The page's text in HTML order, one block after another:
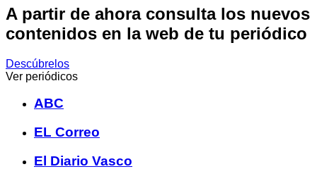
A partir de ahora consulta los nuevos
contenidos en la web de tu periódico
Descúbrelos
Ver periódicos
ABC
EL Correo
El Diario Vasco